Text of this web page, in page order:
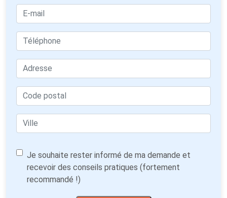
Je souhaite rester informé de ma demande et
recevoir des conseils pratiques (fortement
recommandé !)